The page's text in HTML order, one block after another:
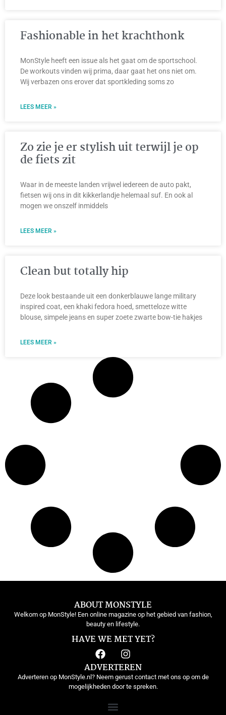
Fashionable in het krachthonk
MonStyle heeft een issue als het gaat om de sportschool.
De workouts vinden wij prima, daar gaat het ons niet om.
Wij verbazen ons erover dat sportkleding soms zo
LEES MEER »
Zo zie je er stylish uit terwijl je op
de fiets zit
Waar in de meeste landen vrijwel iedereen de auto pakt,
fietsen wij ons in dit kikkerlandje helemaal suf. En ook al
mogen we onszelf inmiddels
LEES MEER »
Clean but totally hip
Deze look bestaande uit een donkerblauwe lange military
inspired coat, een khaki fedora hoed, smetteloze witte
blouse, simpele jeans en super zoete zwarte bow-tie hakjes
LEES MEER »
ABOUT MONSTYLE
Welkom op MonStyle! Een online magazine op het gebied van fashion,
beauty en lifestyle.
HAVE WE MET YET?
ADVERTEREN
Adverteren op MonStyle.nl? Neem gerust contact met ons op om de
mogelijkheden door te spreken.